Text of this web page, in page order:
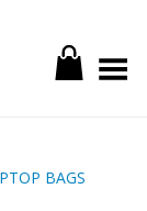
Toggle Menu
BAGS